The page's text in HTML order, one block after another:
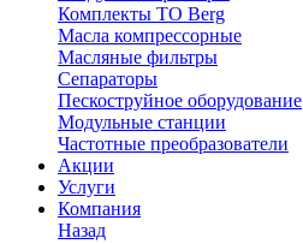
Комплекты ТО Berg
Масла компрессорные
Масляные фильтры
Сепараторы
Пескоструйное оборудование
Модульные станции
Частотные преобразователи
Акции
Услуги
Компания
Назад